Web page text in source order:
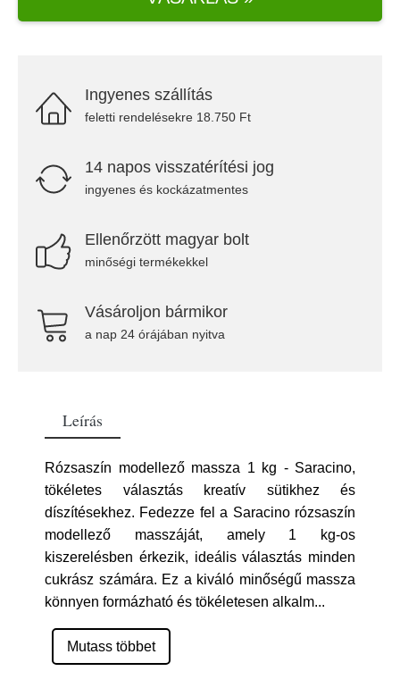
Ingyenes szállítás
feletti rendelésekre 18.750 Ft
14 napos visszatérítési jog
ingyenes és kockázatmentes
Ellenőrzött magyar bolt
minőségi termékekkel
Vásároljon bármikor
a nap 24 órájában nyitva
Leírás
Rózsaszín modellező massza 1 kg - Saracino,
tökéletes választás kreatív sütikhez és
díszítésekhez. Fedezze fel a Saracino rózsaszín
modellező masszáját, amely 1 kg-os
kiszerelésben érkezik, ideális választás minden
cukrász számára. Ez a kiváló minőségű massza
könnyen formázható és tökéletesen alkalm...
Mutass többet